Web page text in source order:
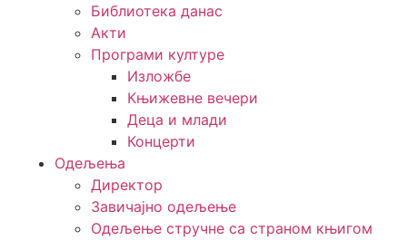
Библиотека данас
Акти
Програми културе
Изложбе
Књижевне вечери
Деца и млади
Концерти
Одељења
Директор
Завичајно одељење
Одељење стручне са страном књигом